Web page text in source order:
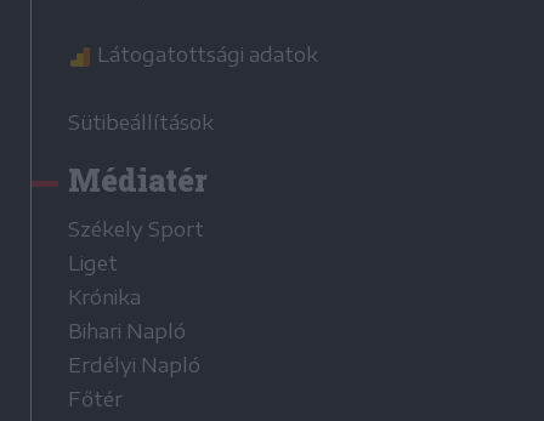
Látogatottsági adatok
Sütibeállítások
Médiatér
Székely Sport
Liget
Krónika
Bihari Napló
Erdélyi Napló
Főtér